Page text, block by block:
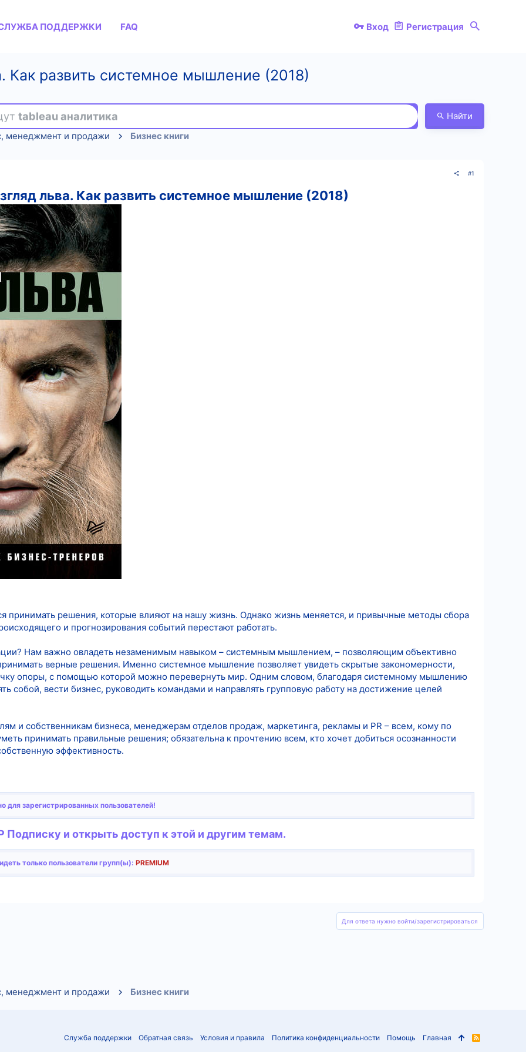
ПОДДЕРЖКИ FAQ Вход Регистрация
Как развить системное мышление (2018)
tableau аналитика
Найти
менеджмент и продажи
Бизнес книги
#1
льва. Как развить системное мышление (2018)
принимать решения, которые влияют на нашу жизнь. Однако жизнь меняется, и привычные методы сбора
и прогнозирования событий перестают работать.
Нам важно овладеть незаменимым навыком – системным мышлением, – позволяющим объективно
верные решения. Именно системное мышление позволяет увидеть скрытые закономерности,
опоры, с помощью которой можно перевернуть мир. Одним словом, благодаря системному мышлению
собой, вести бизнес, руководить командами и направлять групповую работу на достижение целей
и собственникам бизнеса, менеджерам отделов продаж, маркетинга, рекламы и PR – всем, кому по
принимать правильные решения; обязательна к прочтению всем, кто хочет добиться осознанности
эффективность.
зарегистрированных пользователей!
Подписку и открыть доступ к этой и другим темам.
только пользователи групп(ы): PREMIUM
Для ответа нужно войти/зарегистрироваться
менеджмент и продажи Бизнес книги
Служба поддержки Обратная связь Условия и правила Политика конфиденциальности Помощь Главная
R